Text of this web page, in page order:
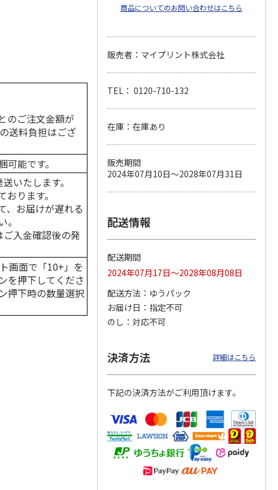
パウ
子ね
・かつ
込)
ムデンタルコーン
ぐるぐるボーン型 S
470円
(送料別・税込)
ペット線香 虹のか
なた フルーティフ
ローラルの香り
590円
(送料別・税込)
えBOX とりささ…
380円
(送料別・税込)
のご注文金額が
送料負担はござ
可能です。
いたします。
ります。
、お届けが遅れる
入金確認後の発
画面で「10+」を
を押下してくださ
押下時の数量選択
商品についてのお問い合わせはこちら
販売者：マイプリント株式会社
TEL： 0120-710-132
在庫：在庫あり
販売期間
2024年07月10日～2028年07月31日
配送情報
配送期間
2024年07月17日～2028年08月08日
配送方法
ゆうパック
お届け日
指定不可
のし
対応不可
決済方法 詳細はこちら
下記の決済方法がご利用頂けます。